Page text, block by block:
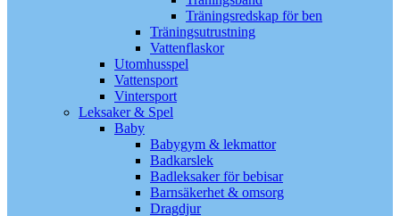
Träningsredskap för ben
Träningsutrustning
Vattenflaskor
Utomhusspel
Vattensport
Vintersport
Leksaker & Spel
Baby
Babygym & lekmattor
Badkarslek
Badleksaker för bebisar
Barnsäkerhet & omsorg
Dragdjur